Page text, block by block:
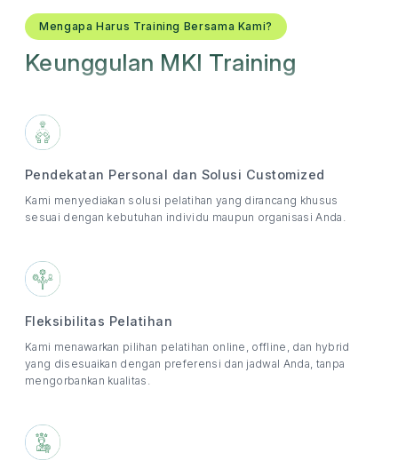
Mengapa Harus Training Bersama Kami?
Keunggulan MKI Training
Pendekatan Personal dan Solusi Customized
Kami menyediakan solusi pelatihan yang dirancang khusus
sesuai dengan kebutuhan individu maupun organisasi Anda.
Fleksibilitas Pelatihan
Kami menawarkan pilihan pelatihan online, offline, dan hybrid
yang disesuaikan dengan preferensi dan jadwal Anda, tanpa
mengorbankan kualitas.